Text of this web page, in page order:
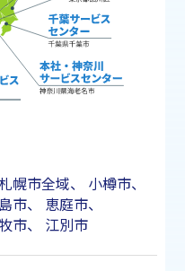
幌市全域、 小樽市、
市、 恵庭市、
市、 江別市